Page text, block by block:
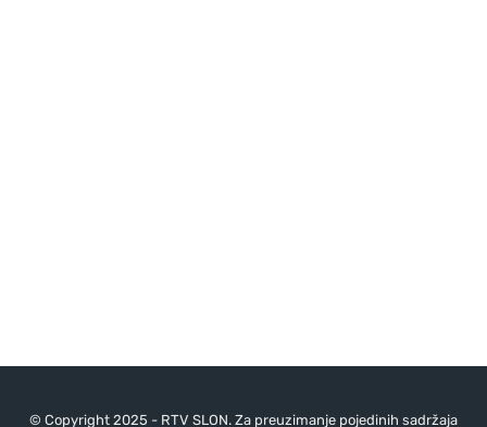
© Copyright 2025 - RTV SLON. Za preuzimanje pojedinih sadržaja